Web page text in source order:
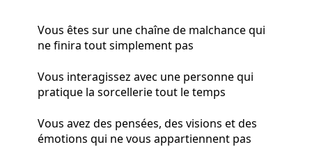
Vous êtes sur une chaîne de malchance qui
ne finira tout simplement pas
Vous interagissez avec une personne qui
pratique la sorcellerie tout le temps
Vous avez des pensées, des visions et des
émotions qui ne vous appartiennent pas